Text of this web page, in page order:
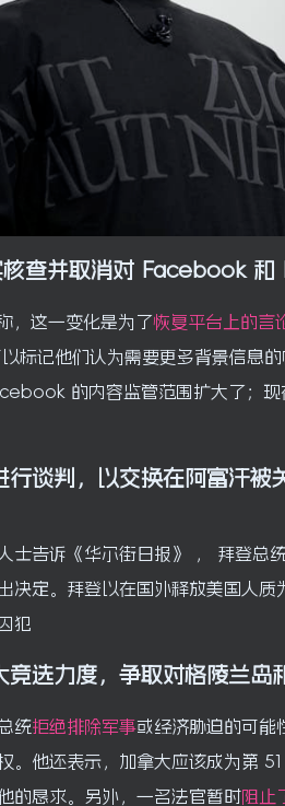
查并取消对 Facebook 和
，这一变化是为了恢复平台上的言
标记他们认为需要更多背景信息
的内容监管范围扩大了；
行谈判，以交换在阿富汗被
士告诉 《华尔街日报》 ， 拜登总
决定。拜登以在国外释放美国人
犯
选力度，争取对格陵兰岛
统拒绝排除军事或经济胁迫的可能
。他还表示，加拿大应该成为第
的恳求。另外，一名法官暂时阻止